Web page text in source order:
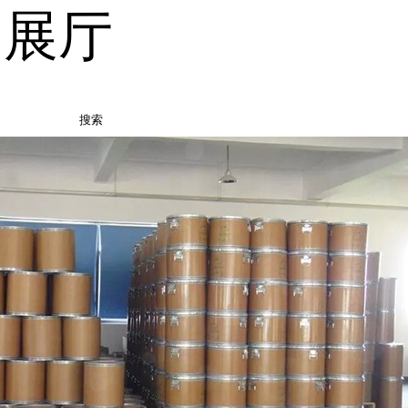
厅
搜索